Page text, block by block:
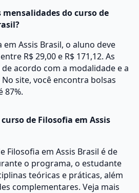
mensalidades do curso de
Assis Brasil, o aluno deve
R$ 29,00 e R$ 171,12. As
acordo com a modalidade e a
site, você encontra bolsas
87%.
de Filosofia em Assis
Filosofia em Assis Brasil é de
o programa, o estudante
teóricas e práticas, além
complementares. Veja mais